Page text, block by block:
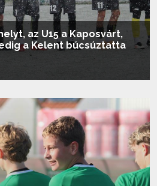
az U15 a Kaposvárt,
a Kelent búcsúztatta